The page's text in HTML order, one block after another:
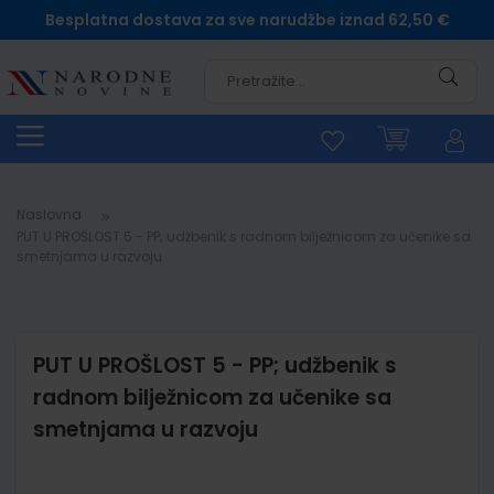
Besplatna dostava za sve narudžbe iznad 62,50 €
Naslovna
PUT U PROŠLOST 5 - PP; udžbenik s
radnom bilježnicom za učenike sa
smetnjama u razvoju